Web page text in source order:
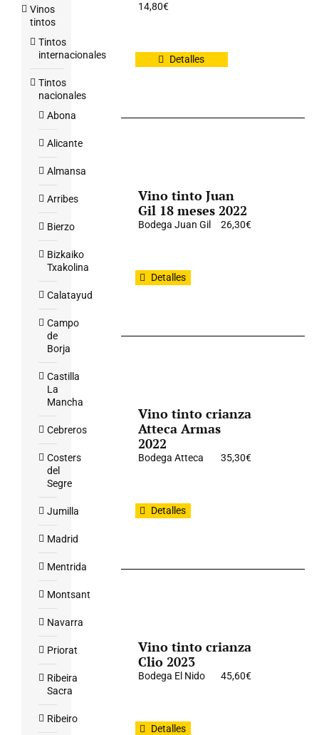
14,80€
Detalles
Vino tinto Juan
Gil 18 meses 2022
Bodega Juan Gil 26,30€
Detalles
Vino tinto crianza
Atteca Armas
2022
Bodega Atteca 35,30€
Detalles
Vino tinto crianza
Clio 2023
Bodega El Nido 45,60€
Detalles
Vinos
tintos
Tintos
internacionales
Tintos
nacionales
Abona
Alicante
Almansa
Arribes
Bierzo
Bizkaiko
Txakolina
Calatayud
Campo
de
Borja
Castilla
La
Mancha
Cebreros
Costers
del
Segre
Jumilla
Madrid
Mentrida
Montsant
Navarra
Priorat
Ribeira
Sacra
Ribeiro